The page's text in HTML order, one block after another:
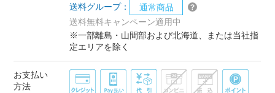
送料グループ：
通常商品
送料無料キャンペーン適用中
※一部離島・山間部および北海道、または当社指
定エリアを除く
お支払い
方法